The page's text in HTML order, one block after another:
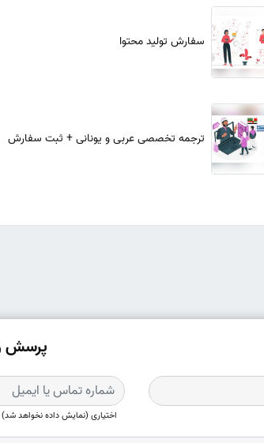
سفارش تولید محتوا
ترجمه تخصصی عربی و یونانی + ثبت سفارش
پرسش
اختیاری (نمایش داده نخواهد شد)